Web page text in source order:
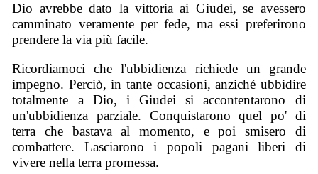
Dio avrebbe dato la vittoria ai Giudei, se avessero
camminato veramente per fede, ma essi preferirono
prendere la via più facile.
Ricordiamoci che l'ubbidienza richiede un grande
impegno. Perciò, in tante occasioni, anziché ubbidire
totalmente a Dio, i Giudei si accontentarono di
un'ubbidienza parziale. Conquistarono quel po' di
terra che bastava al momento, e poi smisero di
combattere. Lasciarono i popoli pagani liberi di
vivere nella terra promessa.